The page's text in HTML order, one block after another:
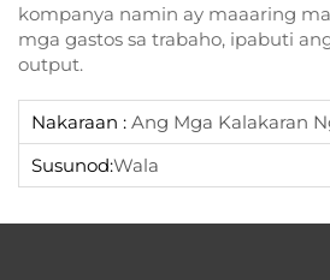
kompanya namin ay maaaring
mga gastos sa trabaho, ipabuti
output.
Nakaraan : Ang Mga Kalakaran Ng Paggamit
Susunod:Wala